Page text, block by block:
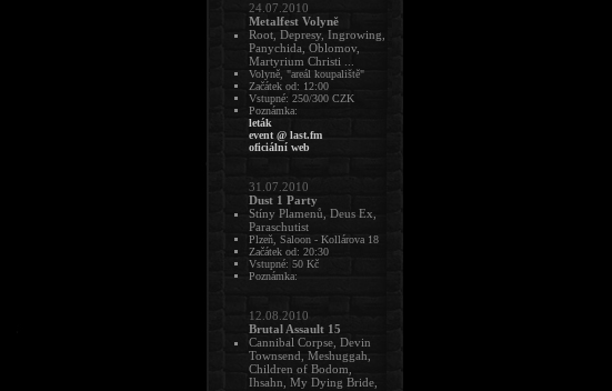
24.07.2010
Metalfest Volyně
Root, Depresy, Ingrowing,
Panychida, Oblomov,
Martyrium Christi ...
Volyně, "areál koupaliště"
Začátek od: 12:00
Vstupné: 250/300 CZK
Poznámka:
leták
event @ last.fm
oficiální web
31.07.2010
Dust 1 Party
Stíny Plamenů, Deus Ex,
Paraschutist
Plzeň, Saloon - Kollárova 18
Začátek od: 20:30
Vstupné: 50 Kč
Poznámka:
12.08.2010
Brutal Assault 15
Cannibal Corpse, Devin
Townsend, Meshuggah,
Children of Bodom,
Ihsahn, My Dying Bride,